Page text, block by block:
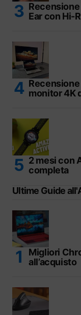
Ear con Hi-
monitor 4K
2 mesi con
completa
Ultime Guide
Migliori
all’acquisto